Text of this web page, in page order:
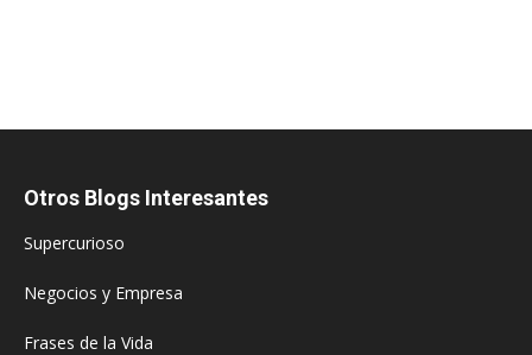
Otros Blogs Interesantes
Supercurioso
Negocios y Empresa
Frases de la Vida